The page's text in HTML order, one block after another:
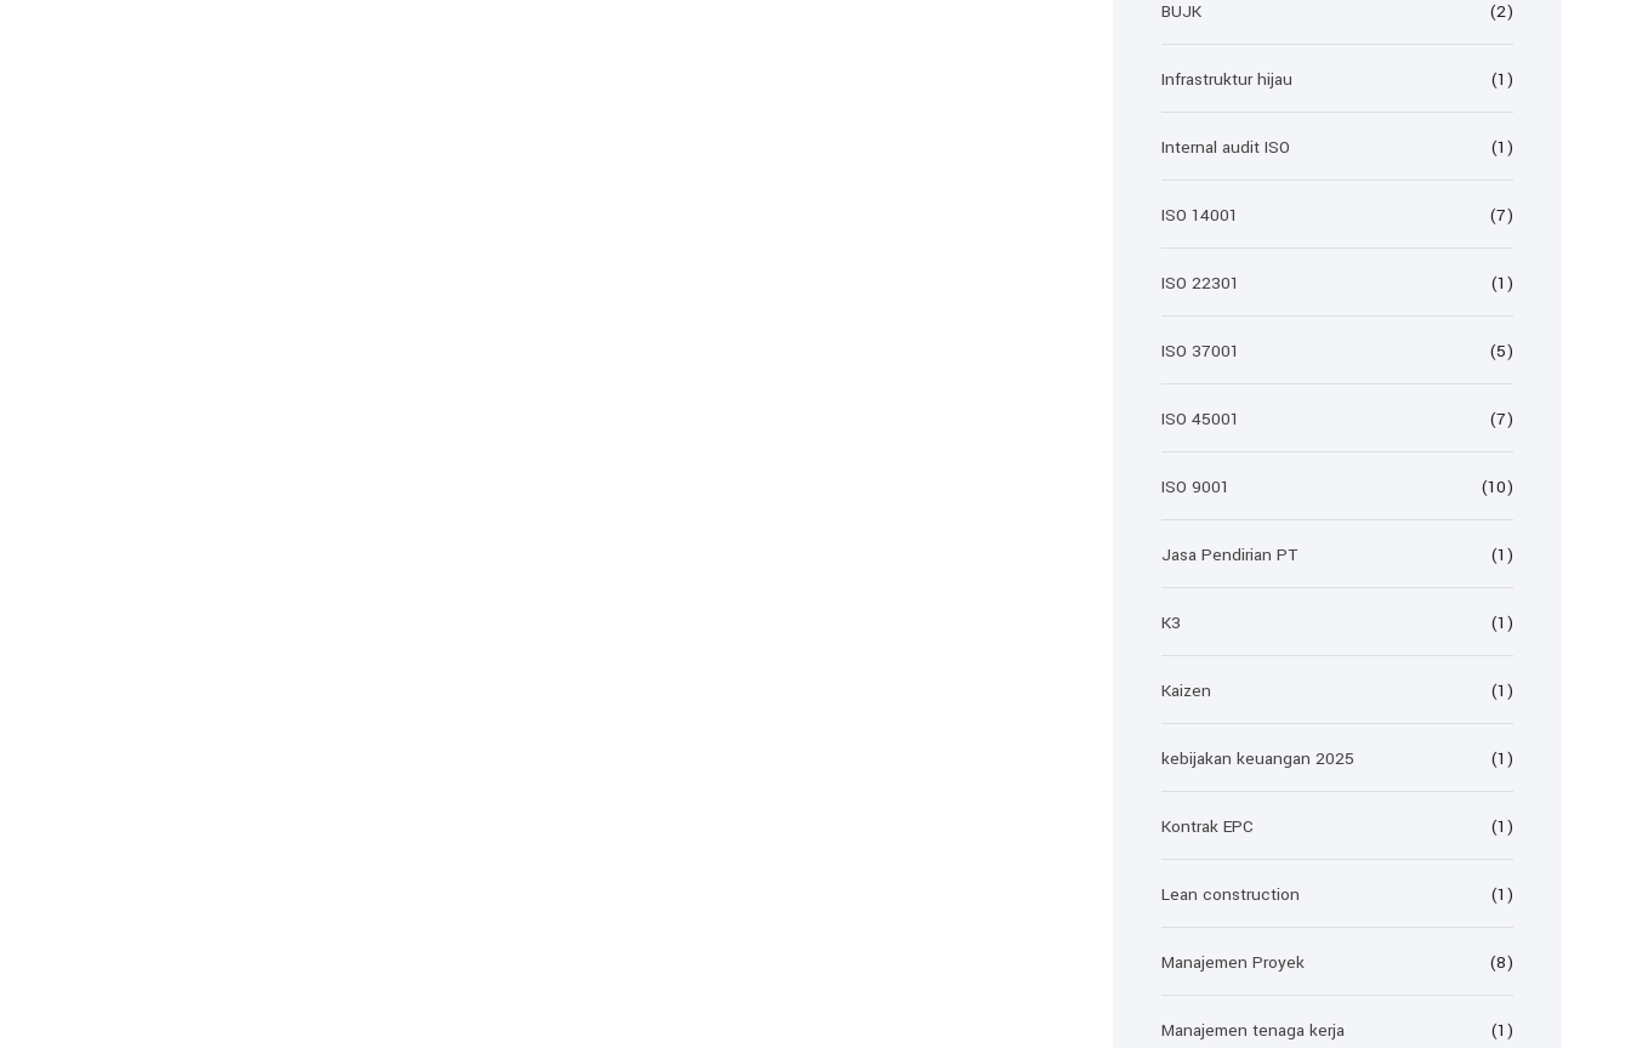
BUJK (2)
Infrastruktur hijau (1)
Internal audit ISO (1)
ISO 14001 (7)
ISO 22301 (1)
ISO 37001 (5)
ISO 45001 (7)
ISO 9001 (10)
Jasa Pendirian PT (1)
K3 (1)
Kaizen (1)
kebijakan keuangan 2025 (1)
Kontrak EPC (1)
Lean construction (1)
Manajemen Proyek (8)
Manajemen tenaga kerja (1)